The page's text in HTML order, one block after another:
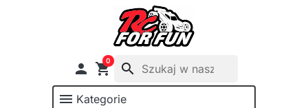
 shopping_cart
0
search
menu Kategorie